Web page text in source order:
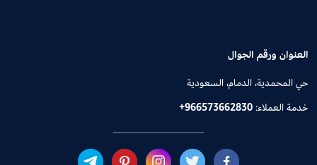
العنوان ورقم الجوال
حي المحمدية، الدمام، السعودية
خدمة العملاء:+966573662830